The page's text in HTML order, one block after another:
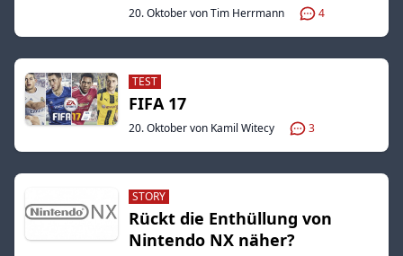
20. Oktober von Tim Herrmann 4
TEST
FIFA 17
20. Oktober von Kamil Witecy 3
STORY
Rückt die Enthüllung von
Nintendo NX näher?